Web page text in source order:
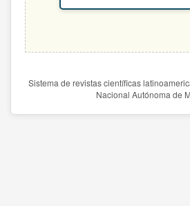
Sistema de revistas científicas
Nacional Autónoma de